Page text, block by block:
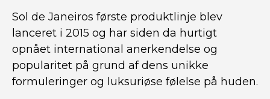
Sol de Janeiros første produktlinje blev
lanceret i 2015 og har siden da hurtigt
opnået international anerkendelse og
popularitet på grund af dens unikke
formuleringer og luksuriøse følelse på huden.